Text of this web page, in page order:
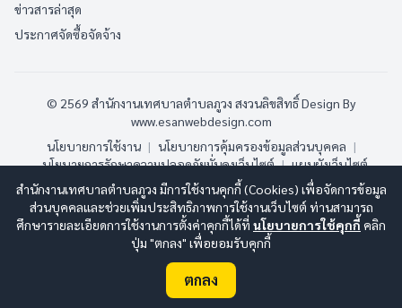
ข่าวสารล่าสุด
ประกาศจัดซื้อจัดจ้าง
© 2569 สำนักงานเทศบาลตำบลภูวง สงวนลิขสิทธิ์Design By
www.esanwebdesign.com
นโยบายการใช้งาน | นโยบายการคุ้มครองข้อมูลส่วนบุคคล |
นโยบายการรักษาความปลอดภัยมั่นคงเว็บไซต์ | แผนผังเว็บไซต์
ออนไลน์:11 ทั้งหมด:187 (ดูสถิติทั้งหมด)
สำนักงานเทศบาลตำบลภูวง มีการใช้งานคุกกี้ (Cookies) เพื่อจัดการข้อมูล
ส่วนบุคคลและช่วยเพิ่มประสิทธิภาพการใช้งานเว็บไซต์ ท่านสามารถ
ศึกษารายละเอียดการใช้งานการตั้งค่าคุกกี้ได้ที่ นโยบายการใช้คุกกี้ คลิก
ปุ่ม "ตกลง" เพื่อยอมรับคุกกี้
ตกลง